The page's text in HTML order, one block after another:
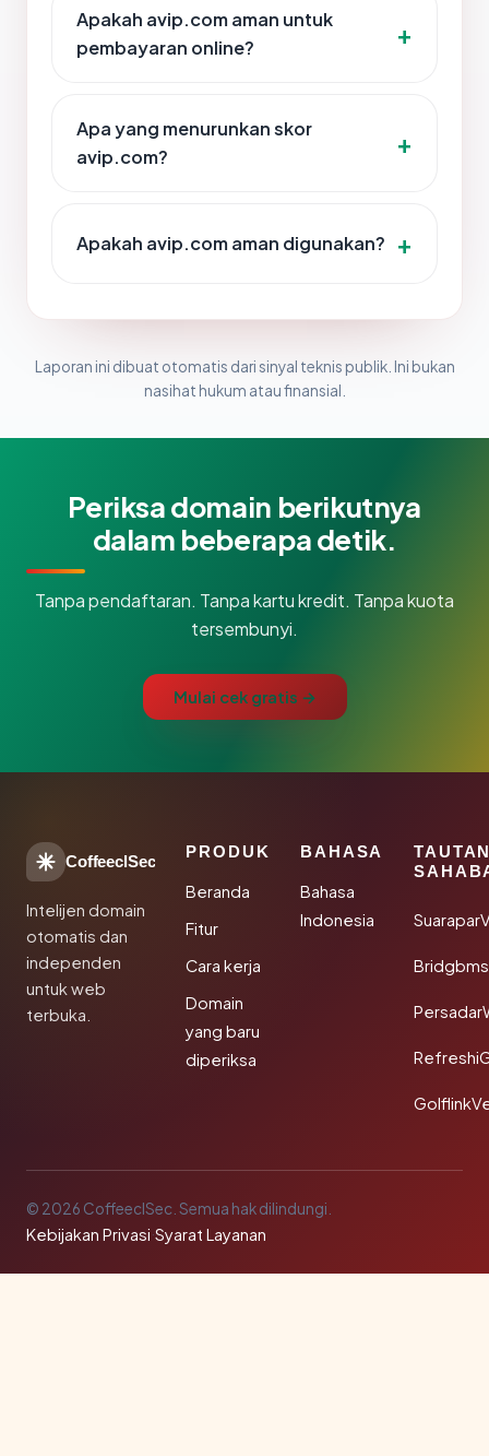
Apakah avip.com aman untuk
pembayaran online?
Apa yang menurunkan skor
avip.com?
Apakah avip.com aman digunakan?
Laporan ini dibuat otomatis dari sinyal teknis publik. Ini bukan
nasihat hukum atau finansial.
Periksa domain berikutnya
dalam beberapa detik.
Tanpa pendaftaran. Tanpa kartu kredit. Tanpa kuota
tersembunyi.
Mulai cek gratis →
CoffeeclSec
Intelijen domain
otomatis dan
independen
untuk web
terbuka.
PRODUK
Beranda
Fitur
Cara kerja
Domain
yang baru
diperiksa
BAHASA
Bahasa
Indonesia
© 2026 CoffeeclSec. Semua hak dilindungi.
Kebijakan Privasi·Syarat Layanan